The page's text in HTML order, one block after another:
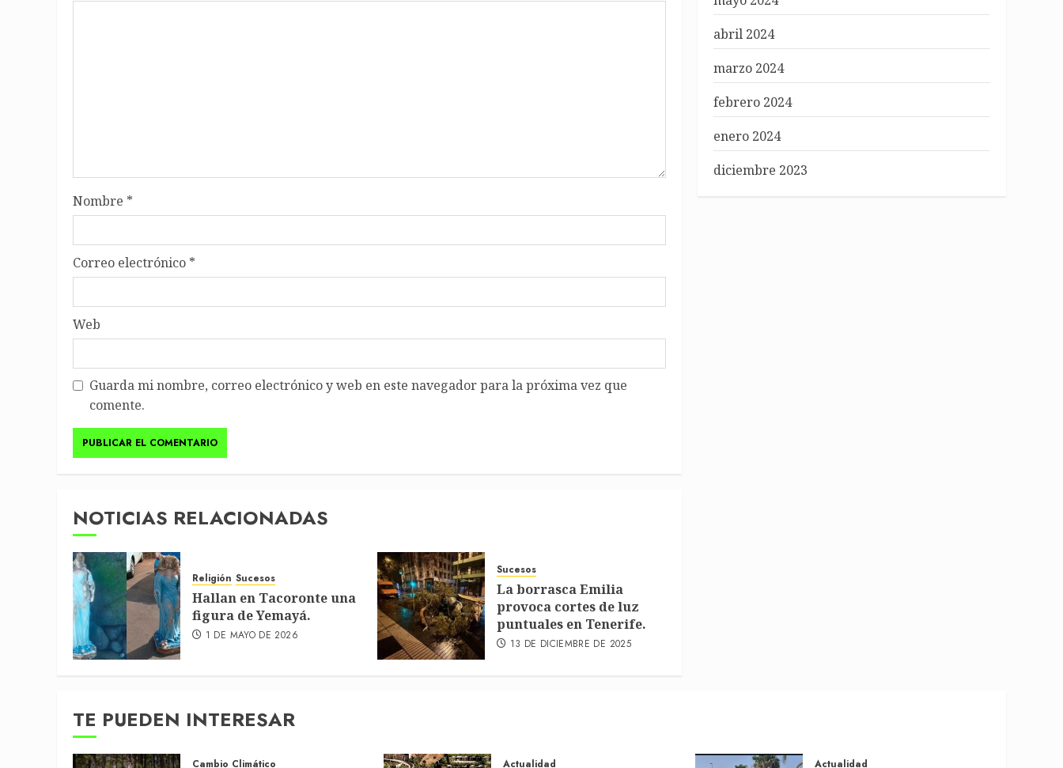
Nombre *
Correo electrónico *
Web
Guarda mi nombre, correo electrónico y web en este navegador para la próxima vez que
comente.
NOTICIAS RELACIONADAS
Religión Sucesos
Hallan en Tacoronte una
figura de Yemayá.
1 DE MAYO DE 2026
Sucesos
La borrasca Emilia
provoca cortes de luz
puntuales en Tenerife.
13 DE DICIEMBRE DE 2025
abril 2024
marzo 2024
febrero 2024
enero 2024
diciembre 2023
TE PUEDEN INTERESAR
Cambio Climático Actualidad Actualidad